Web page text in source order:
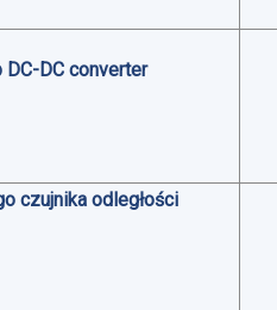
DC converter
czujnika odległości